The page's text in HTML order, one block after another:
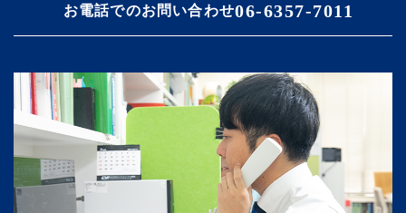
お電話でのお問い合わせ06-6357-7011